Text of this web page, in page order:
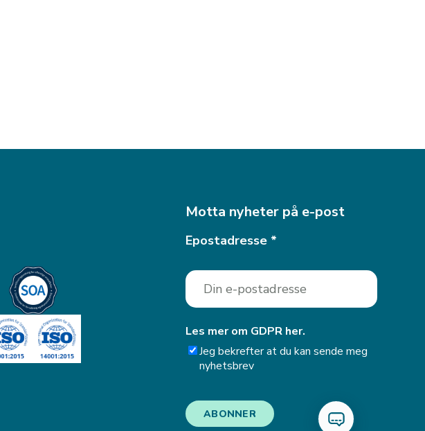
Motta nyheter på e-post
Epostadresse *
Les mer om GDPR her.
Jeg bekrefter at du kan sende meg
nyhetsbrev
ABONNER